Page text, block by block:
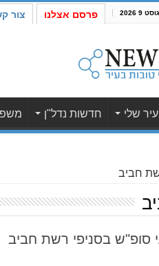
9 2026 פרסם אצלנו צור
שלי חדשות נדל"ן
חביב
סופ"ש בסניפי רשת חביב